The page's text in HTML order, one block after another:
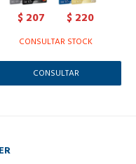
$ 207 $ 220
CONSULTAR STOCK
CONSULTAR